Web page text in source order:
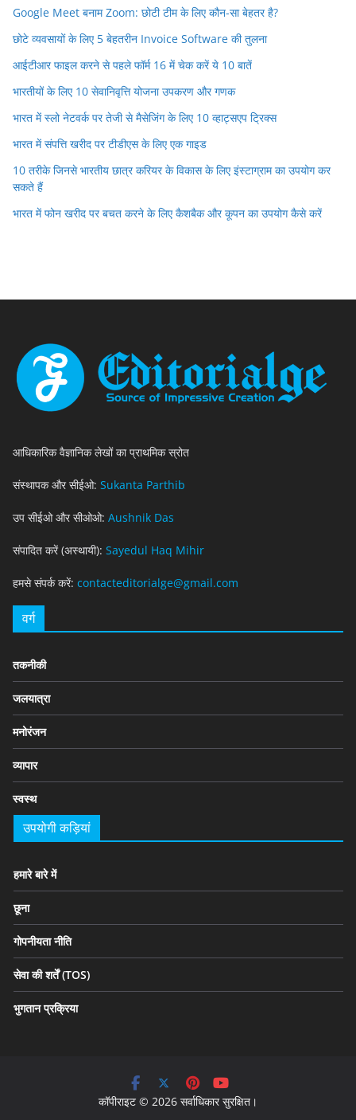
Google Meet बनाम Zoom: छोटी टीम के लिए कौन-सा बेहतर है?
छोटे व्यवसायों के लिए 5 बेहतरीन Invoice Software की तुलना
आईटीआर फाइल करने से पहले फॉर्म 16 में चेक करें ये 10 बातें
भारतीयों के लिए 10 सेवानिवृत्ति योजना उपकरण और गणक
भारत में स्लो नेटवर्क पर तेजी से मैसेजिंग के लिए 10 व्हाट्सएप ट्रिक्स
भारत में संपत्ति खरीद पर टीडीएस के लिए एक गाइड
10 तरीके जिनसे भारतीय छात्र करियर के विकास के लिए इंस्टाग्राम का उपयोग कर
सकते हैं
भारत में फोन खरीद पर बचत करने के लिए कैशबैक और कूपन का उपयोग कैसे करें
आधिकारिक वैज्ञानिक लेखों का प्राथमिक स्रोत
संस्थापक और सीईओ: Sukanta Parthib
उप सीईओ और सीओओ: Aushnik Das
संपादित करें (अस्थायी): Sayedul Haq Mihir
हमसे संपर्क करें: contacteditorialge@gmail.com
वर्ग
तकनीकी
जलयात्रा
मनोरंजन
व्यापार
स्वस्थ
उपयोगी कड़ियां
हमारे बारे में
छूना
गोपनीयता नीति
सेवा की शर्तें (TOS)
भुगतान प्रक्रिया
कॉपीराइट © 2026 सर्वाधिकार सुरक्षित।